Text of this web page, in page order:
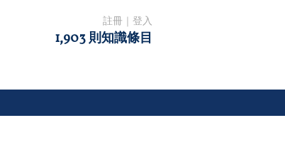
註冊 登入
1,903 則知識條目